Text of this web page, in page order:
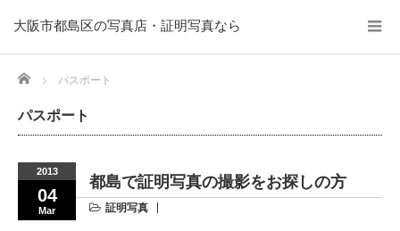
大阪市都島区の写真店・証明写真なら
Home パスポート
パスポート
2013
04
Mar
都島で証明写真の撮影をお探しの方
証明写真